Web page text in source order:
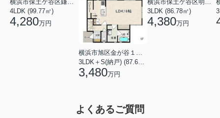
横浜市保土ケ谷区鎌谷町
4LDK (99.77㎡)
4,280万円
横浜市旭区金が谷１丁目
3LDK＋S(納戸) (87.61㎡)
3,480万円
横浜市保土ケ谷区明神台
3LDK (86.78㎡)
4,380万円
よくあるご質問